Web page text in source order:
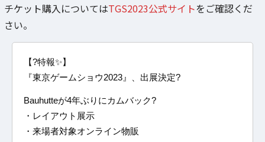
チケット購入についてはTGS2023公式サイトをご確認くだ
さい。
【?特報✨】
『東京ゲームショウ2023』、出展決定?
Bauhutteが4年ぶりにカムバック?
・レイアウト展示
・来場者対象オンライン物販